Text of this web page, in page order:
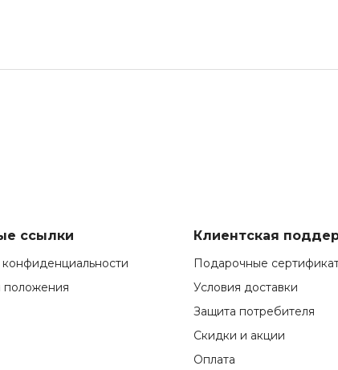
ссылки
положения
Клиентская
Подарочные
Условия доставки
Защита потребителя
Скидки и акции
Оплата